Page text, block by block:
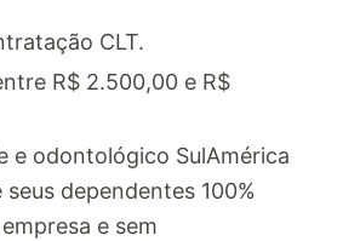
CLT.
R$ 2.500,00 e R$
e odontológico SulAmérica
dependentes 100%
e sem